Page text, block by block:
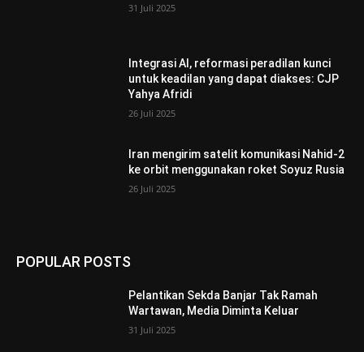
31 Juli 2025
Integrasi AI, reformasi peradilan kunci
untuk keadilan yang dapat diakses: CJP
Yahya Afridi
26 Juli 2025
Iran mengirim satelit komunikasi Nahid-2
ke orbit menggunakan roket Soyuz Rusia
26 Juli 2025
POPULAR POSTS
Pelantikan Sekda Banjar Tak Ramah
Wartawan, Media Diminta Keluar
31 Juli 2025